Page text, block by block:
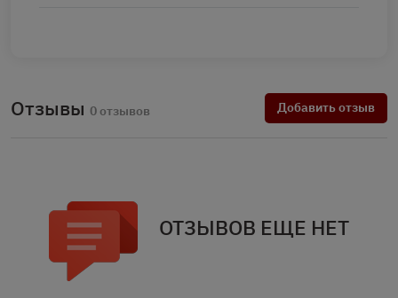
Отзывы 0 отзывов Добавить отзыв
ОТЗЫВОВ ЕЩЕ НЕТ